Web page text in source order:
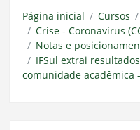
Página inicial Cursos
Crise - Coronavírus
Notas e
IFSul extrai
comunidade acadêmica